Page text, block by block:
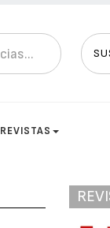
REVISTAS